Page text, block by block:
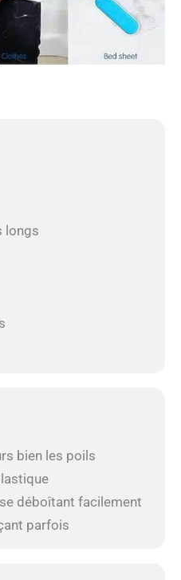
longs
bien les poils
déboîtant facilement
parfois